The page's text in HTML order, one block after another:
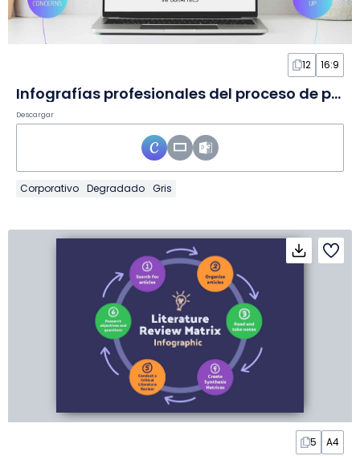
12 16:9
Infografías profesionales del proceso de planificación FCCLA en Diapositivas
Descargar
Corporativo Degradado Gris
5 A4